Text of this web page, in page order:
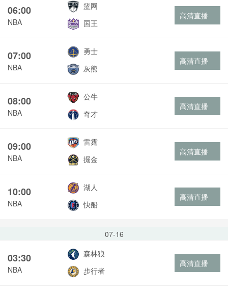
06:00
NBA
篮网
国王
高清直播
07:00
NBA
勇士
灰熊
高清直播
08:00
NBA
公牛
奇才
高清直播
09:00
NBA
雷霆
掘金
高清直播
10:00
NBA
湖人
快船
高清直播
07-16
03:30
NBA
森林狼
步行者
高清直播